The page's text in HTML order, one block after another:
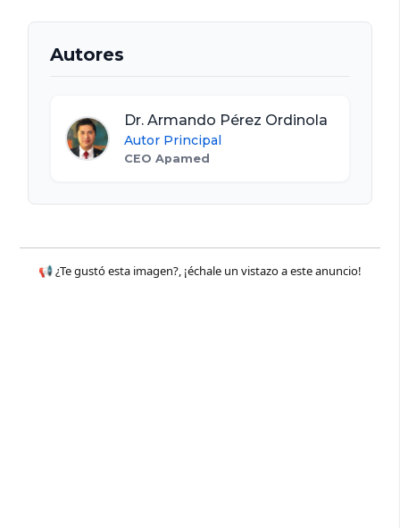
Autores
Dr. Armando Pérez Ordinola
Autor Principal
CEO Apamed
📢 ¿Te gustó esta imagen?, ¡échale un vistazo a este anuncio!